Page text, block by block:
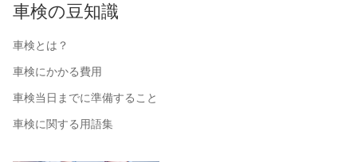
車検の豆知識
車検とは？
車検にかかる費用
車検当日までに準備すること
車検に関する用語集